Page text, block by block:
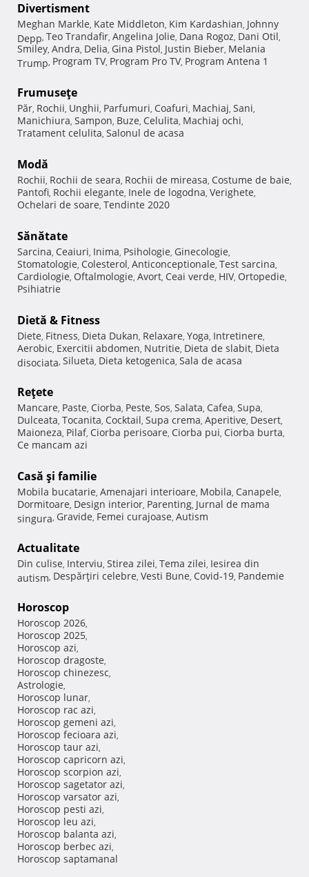
Divertisment
Meghan Markle, Kate Middleton, Kim Kardashian, Johnny
Depp, Teo Trandafir, Angelina Jolie, Dana Rogoz, Dani Otil,
Smiley, Andra, Delia, Gina Pistol, Justin Bieber, Melania
Trump, Program TV, Program Pro TV, Program Antena 1
Frumuseţe
Păr, Rochii, Unghii, Parfumuri, Coafuri, Machiaj, Sani,
Manichiura, Sampon, Buze, Celulita, Machiaj ochi,
Tratament celulita, Salonul de acasa
Modă
Rochii, Rochii de seara, Rochii de mireasa, Costume de baie,
Pantofi, Rochii elegante, Inele de logodna, Verighete,
Ochelari de soare, Tendinte 2020
Sănătate
Sarcina, Ceaiuri, Inima, Psihologie, Ginecologie,
Stomatologie, Colesterol, Anticonceptionale, Test sarcina,
Cardiologie, Oftalmologie, Avort, Ceai verde, HIV, Ortopedie,
Psihiatrie
Dietă & Fitness
Diete, Fitness, Dieta Dukan, Relaxare, Yoga, Intretinere,
Aerobic, Exercitii abdomen, Nutritie, Dieta de slabit, Dieta
disociata, Silueta, Dieta ketogenica, Sala de acasa
Reţete
Mancare, Paste, Ciorba, Peste, Sos, Salata, Cafea, Supa,
Dulceata, Tocanita, Cocktail, Supa crema, Aperitive, Desert,
Maioneza, Pilaf, Ciorba perisoare, Ciorba pui, Ciorba burta,
Ce mancam azi
Casă şi familie
Mobila bucatarie, Amenajari interioare, Mobila, Canapele,
Dormitoare, Design interior, Parenting, Jurnal de mama
singura, Gravide, Femei curajoase, Autism
Actualitate
Din culise, Interviu, Stirea zilei, Tema zilei, Iesirea din
autism, Despărţiri celebre, Vesti Bune, Covid-19, Pandemie
Horoscop
Horoscop 2026,
Horoscop 2025,
Horoscop azi,
Horoscop dragoste,
Horoscop chinezesc,
Astrologie,
Horoscop lunar,
Horoscop rac azi,
Horoscop gemeni azi,
Horoscop fecioara azi,
Horoscop taur azi,
Horoscop capricorn azi,
Horoscop scorpion azi,
Horoscop sagetator azi,
Horoscop varsator azi,
Horoscop pesti azi,
Horoscop leu azi,
Horoscop balanta azi,
Horoscop berbec azi,
Horoscop saptamanal